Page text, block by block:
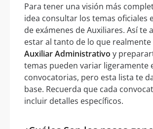
Para tener una visión más
idea consultar los temas oficiales
de exámenes de Auxiliares. Así te
estar al tanto de lo que realmente
Auxiliar Administrativo y
temas pueden variar ligeramente
convocatorias, pero esta lista te
base. Recuerda que cada
incluir detalles específicos.